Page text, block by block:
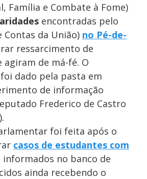
Família e Combate à Fome)
encontradas pelo
Contas da União) no Pé-de-
ressarcimento de
agiram de má-fé. O
dado pela pasta em
de informação
Frederico de Castro
foi feita após o
casos de estudantes com
informados no banco de
ainda recebendo o